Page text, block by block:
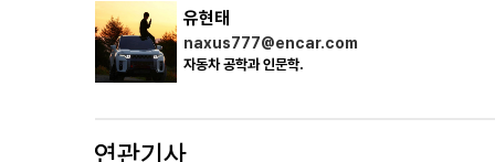
유현태
naxus777@encar.com
자동차 공학과 인문학.